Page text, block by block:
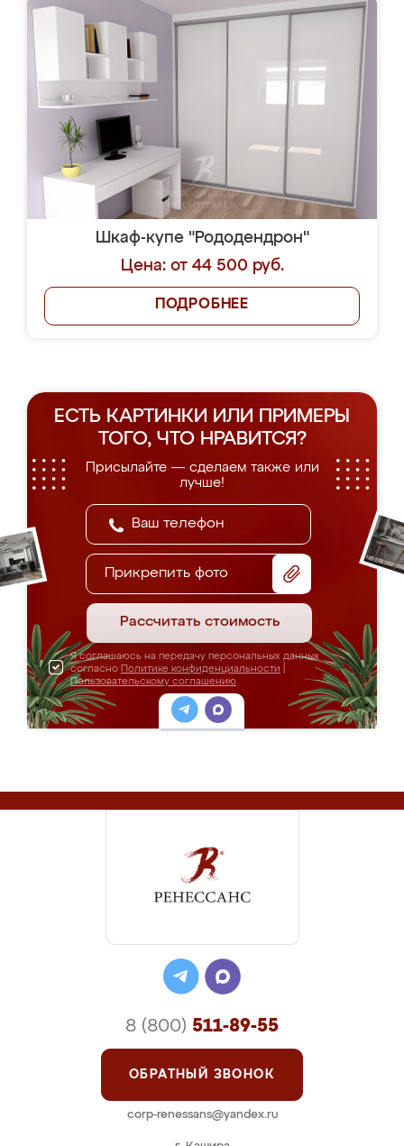
Шкаф-купе "Рододендрон"
Цена: от 44 500 руб.
ПОДРОБНЕЕ
ЕСТЬ КАРТИНКИ ИЛИ ПРИМЕРЫ
ТОГО, ЧТО НРАВИТСЯ?
Присылайте — сделаем также или
лучше!
Прикрепить фото
Рассчитать стоимость
Я соглашаюсь на передачу персональных данных
согласно Политике конфиденциальности
Пользовательскому соглашению
8 (800) 511-89-55
ОБРАТНЫЙ ЗВОНОК
corp-renessans@yandex.ru